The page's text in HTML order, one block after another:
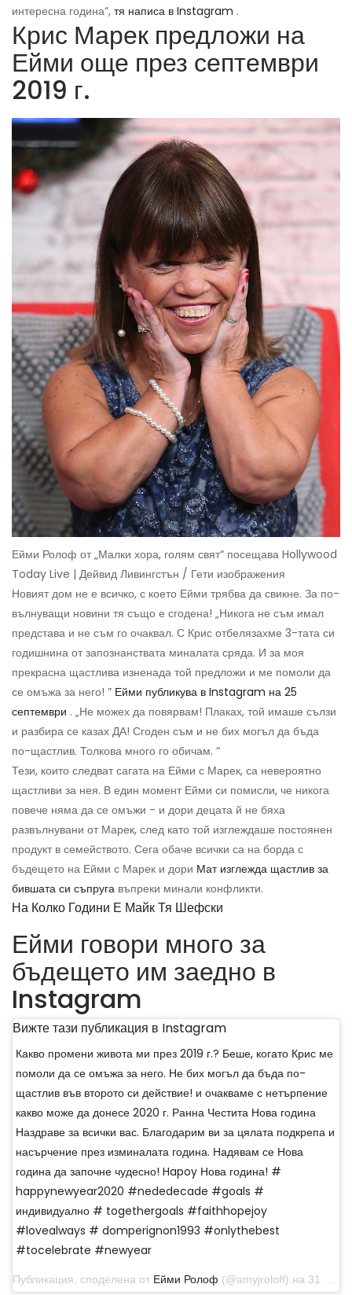
интересна година“, тя написа в Instagram .
Крис Марек предложи на
Ейми още през септември
2019 г.
Ейми Ролоф от „Малки хора, голям свят“ посещава Hollywood
Today Live | Дейвид Ливингстън / Гети изображения
Новият дом не е всичко, с което Ейми трябва да свикне. За по-
вълнуващи новини тя също е сгодена! „Никога не съм имал
представа и не съм го очаквал. С Крис отбелязахме 3-тата си
годишнина от запознанствата миналата сряда. И за моя
прекрасна щастлива изненада той предложи и ме помоли да
се омъжа за него! ” Ейми публикува в Instagram на 25
септември . „Не можех да повярвам! Плаках, той имаше сълзи
и разбира се казах ДА! Сгоден съм и не бих могъл да бъда
по-щастлив. Толкова много го обичам. “
Тези, които следват сагата на Ейми с Марек, са невероятно
щастливи за нея. В един момент Ейми си помисли, че никога
повече няма да се омъжи - и дори децата й не бяха
развълнувани от Марек, след като той изглеждаше постоянен
продукт в семейството. Сега обаче всички са на борда с
бъдещето на Ейми с Марек и дори Мат изглежда щастлив за
бившата си съпруга въпреки минали конфликти.
На Колко Години Е Майк Тя Шефски
Ейми говори много за
бъдещето им заедно в
Instagram
Вижте тази публикация в Instagram
Какво промени живота ми през 2019 г.? Беше, когато Крис ме
помоли да се омъжа за него. Не бих могъл да бъда по-
щастлив във второто си действие! и очакваме с нетърпение
какво може да донесе 2020 г. Ранна Честита Нова година
Наздраве за всички вас. Благодарим ви за цялата подкрепа и
насърчение през изминалата година. Надявам се Нова
година да започне чудесно! Hapoy Нова година! #
happynewyear2020 #nededecade #goals #
индивидуално # togethergoals #faithhopejoy
#lovealways # domperignon1993 #onlythebest
#tocelebrate #newyear
Публикация, споделена от Ейми Ролоф (@amyjroloff) на 31 декември 2019 г. в 18:56 ч. PST